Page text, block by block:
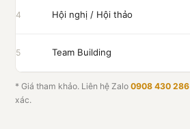
4 Hội nghị / Hội thảo
5 Team Building
* Giá tham khảo. Liên hệ Zalo0908 430 286
xác.